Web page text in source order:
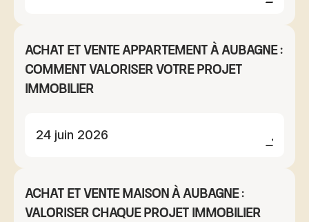
Achat et vente appartement à Aubagne :
comment valoriser votre projet
immobilier
24 juin 2026
Achat et vente maison à Aubagne :
valoriser chaque projet immobilier